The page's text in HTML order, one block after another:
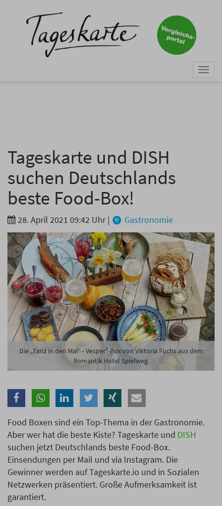
Tageskarte und DISH
suchen Deutschlands
beste Food-Box!
28. April 2021 09:42 Uhr | Gastronomie
Die „Tanz in den Mai“ - Vesper³-Box von Viktoria Fuchs aus dem
Romantik Hotel Spielweg.
Food Boxen sind ein Top-Thema in der Gastronomie.
Aber wer hat die beste Kiste? Tageskarte und DISH
suchen jetzt Deutschlands beste Food-Box.
Einsendungen per Mail und via Instagram. Die
Gewinner werden auf Tageskarte.io und in Sozialen
Netzwerken präsentiert. Große Aufmerksamkeit ist
garantiert.
Keine Nachricht mehr
verpassen!
E-Mail *
Branche
Ich möchte folgende Newsletter erhalten
Tageskarte-Newsletter (gegen 8.30 Uhr)
Ich habe dieDatenschutzerklärungzur Kenntnis
genommen.
Anmelden Danke, heute nicht